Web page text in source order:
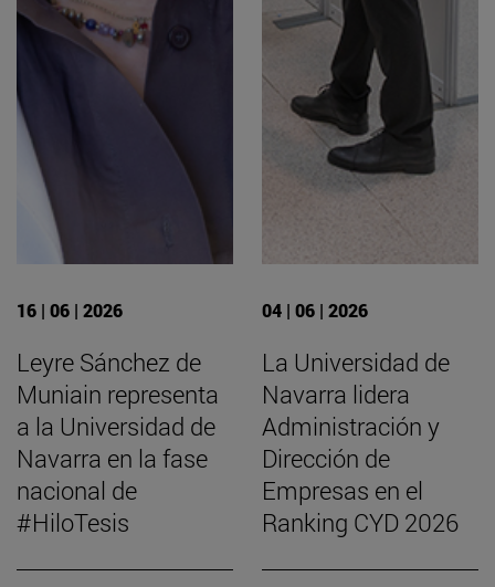
16 | 06 | 2026
Leyre Sánchez de
Muniain representa
a la Universidad de
Navarra en la fase
nacional de
#HiloTesis
04 | 06 | 2026
La Universidad de
Navarra lidera
Administración y
Dirección de
Empresas en el
Ranking CYD 2026